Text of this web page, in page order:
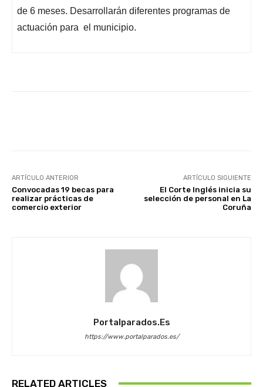
de 6 meses. Desarrollarán diferentes programas de
actuación para el municipio.
ARTÍCULO ANTERIOR
Convocadas 19 becas para
realizar prácticas de
comercio exterior
ARTÍCULO SIGUIENTE
El Corte Inglés inicia su
selección de personal en La
Coruña
Portalparados.es
https://www.portalparados.es/
RELATED ARTICLES